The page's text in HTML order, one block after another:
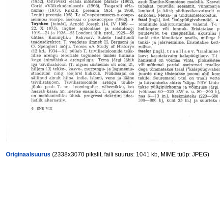
Originaalsuurus (2338x3070 pikslit, faili suurus: 1041 kb, MIME tüüp: JPEG)